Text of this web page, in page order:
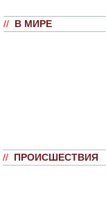
// В МИРЕ
// ПРОИСШЕСТВИЯ